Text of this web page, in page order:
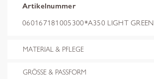
Artikelnummer
060167181005300*A350 LIGHT GREEN
MATERIAL & PFLEGE
GRÖSSE & PASSFORM